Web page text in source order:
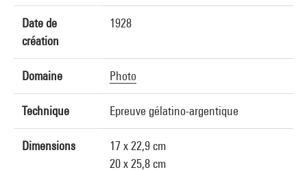
Date de
création
1928
Domaine Photo
Technique Epreuve gélatino-argentique
Dimensions
17 x 22,9 cm
20 x 25,8 cm